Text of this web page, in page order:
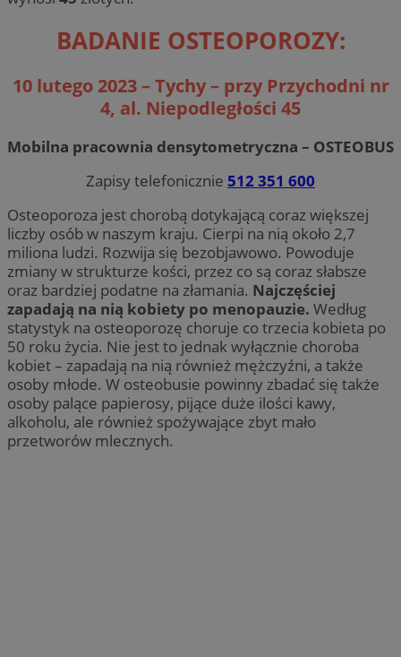
BADANIE OSTEOPOROZY:
10 lutego 2023 – Tychy – przy Przychodni nr
4, al. Niepodległości 45
Mobilna pracownia densytometryczna – OSTEOBUS
Zapisy telefonicznie 512 351 600
Osteoporoza jest chorobą dotykającą coraz większej
liczby osób w naszym kraju. Cierpi na nią około 2,7
miliona ludzi. Rozwija się bezobjawowo. Powoduje
zmiany w strukturze kości, przez co są coraz słabsze
oraz bardziej podatne na złamania. Najczęściej
zapadają na nią kobiety po menopauzie. Według
statystyk na osteoporozę choruje co trzecia kobieta po
50 roku życia. Nie jest to jednak wyłącznie choroba
kobiet – zapadają na nią również mężczyźni, a także
osoby młode. W osteobusie powinny zbadać się także
osoby palące papierosy, pijące duże ilości kawy,
alkoholu, ale również spożywające zbyt mało
przetworów mlecznych.